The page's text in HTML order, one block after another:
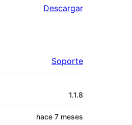
Descargar
Soporte
1.1.8
hace 7 meses